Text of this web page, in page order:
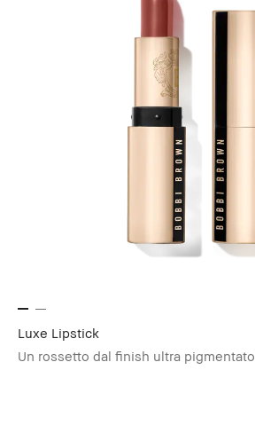
Luxe Lipstick
Un rossetto dal finish ultra pigmentato.